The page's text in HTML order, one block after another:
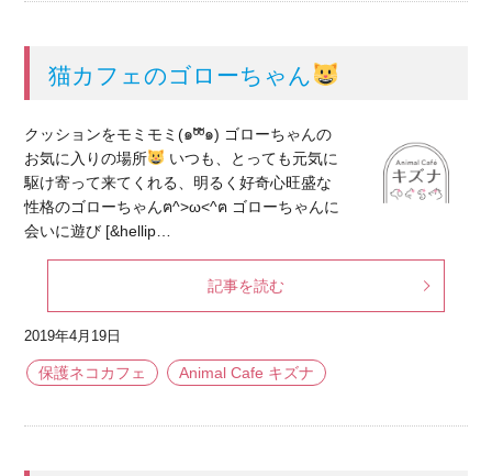
猫カフェのゴローちゃん
クッションをモミモミ(๑ºัºั๑) ゴローちゃんの
お気に入りの場所
いつも、とっても元気に
駆け寄って来てくれる、明るく好奇心旺盛な
性格のゴローちゃんฅ^>ω<^ฅ ゴローちゃんに
会いに遊び [&hellip…
記事を読む
2019年4月19日
保護ネコカフェ Animal Cafe キズナ